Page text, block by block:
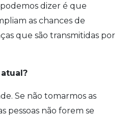
dizer é que
as chances de
que são transmitidas por
Se não tomarmos as
pessoas não forem se